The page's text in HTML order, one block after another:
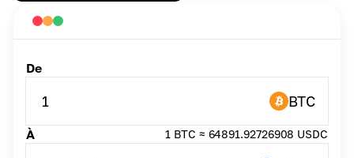
De
1 BTC
À 1 BTC ≈ 64891.92726908 USDC